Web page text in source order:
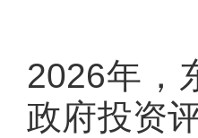
2026年，
政府投资